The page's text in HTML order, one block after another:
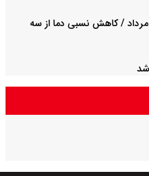
پیش بینی هوای نهران فردا دوشنبه ۱۹ مرداد / کاهش نسبی دما از سه